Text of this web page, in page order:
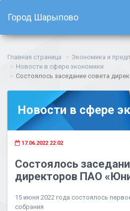
Город Шарыпово
Главная страница
Экономика и
Новости в сфере экономики
Состоялось заседание совета
Новости в сфере
17.06.2022 22:02
Состоялось
директоров ПАО
15 июня 2022 года состоялось
собрания